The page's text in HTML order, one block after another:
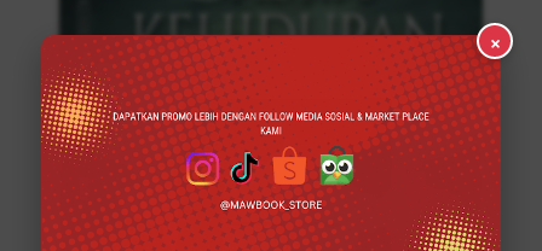
×